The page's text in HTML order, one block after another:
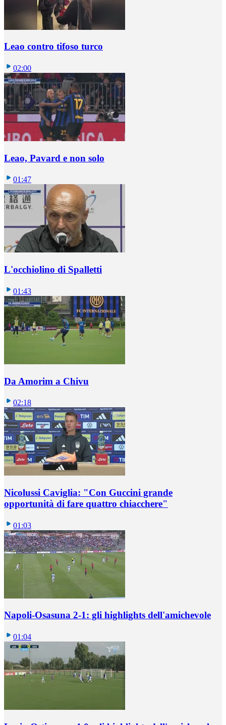
Leao contro tifoso turco
02:00
Leao, Pavard e non solo
01:47
L'occhiolino di Spalletti
01:43
Da Amorim a Chivu
02:18
Nicolussi Caviglia: "Con Guccini grande
opportunità di fare quattro chiacchere"
01:03
Napoli-Osasuna 2-1: gli highlights dell'amichevole
01:04